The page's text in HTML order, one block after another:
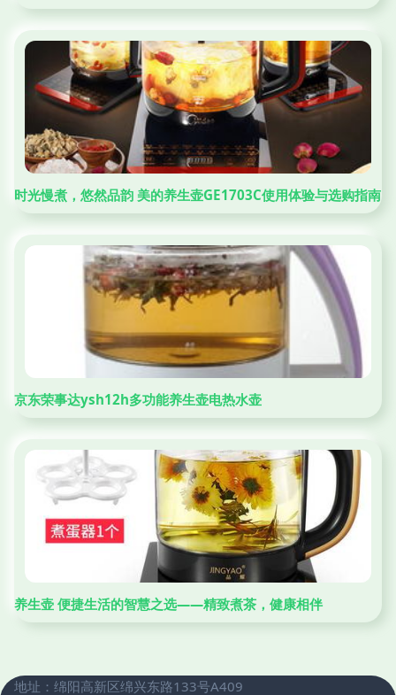
时光慢煮，悠然品韵 美的养生壶GE1703C使用体验与选购指南
京东荣事达ysh12h多功能养生壶电热水壶
养生壶 便捷生活的智慧之选——精致煮茶，健康相伴
地址：绵阳高新区绵兴东路133号A409